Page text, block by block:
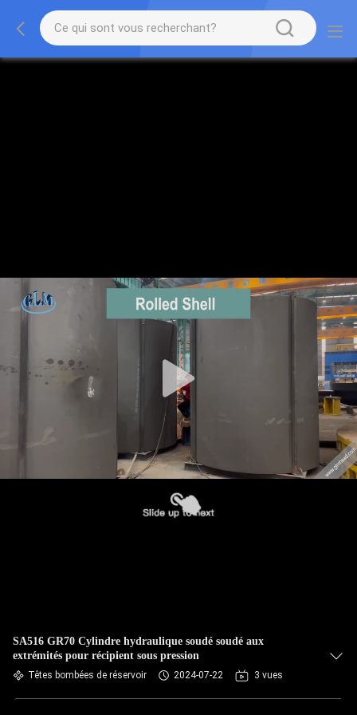
SA516 GR70 Cylindre hydraulique soudé soudé aux
extrémités pour récipient sous pression
Têtes bombées de réservoir 2024-07-22 3 vues